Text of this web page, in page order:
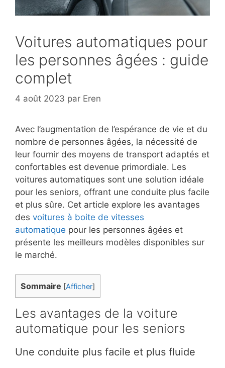
Voitures automatiques pour
les personnes âgées : guide
complet
4 août 2023 par Eren
Avec l’augmentation de l’espérance de vie et du
nombre de personnes âgées, la nécessité de
leur fournir des moyens de transport adaptés et
confortables est devenue primordiale. Les
voitures automatiques sont une solution idéale
pour les seniors, offrant une conduite plus facile
et plus sûre. Cet article explore les avantages
des voitures à boite de vitesses
automatique pour les personnes âgées et
présente les meilleurs modèles disponibles sur
le marché.
Sommaire [Afficher]
Les avantages de la voiture
automatique pour les seniors
Une conduite plus facile et plus fluide